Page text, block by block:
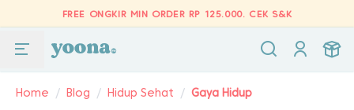
FREE ONGKIR MIN ORDER RP 125.000. CEK S&K
Home / Blog / Hidup Sehat / Gaya Hidup